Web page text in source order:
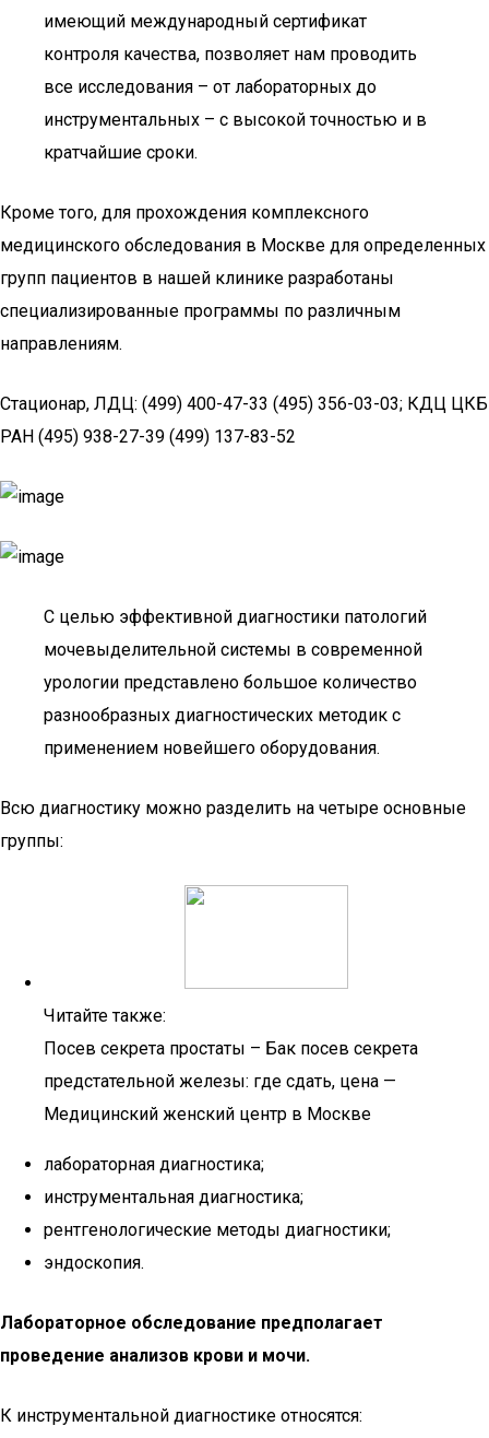
имеющий международный сертификат
контроля качества, позволяет нам проводить
все исследования – от лабораторных до
инструментальных – с высокой точностью и в
кратчайшие сроки.
Кроме того, для прохождения комплексного
медицинского обследования в Москве для определенных
групп пациентов в нашей клинике разработаны
специализированные программы по различным
направлениям.
Стационар, ЛДЦ: (499) 400-47-33 (495) 356-03-03; КДЦ ЦКБ
РАН (495) 938-27-39 (499) 137-83-52
С целью эффективной диагностики патологий
мочевыделительной системы в современной
урологии представлено большое количество
разнообразных диагностических методик с
применением новейшего оборудования.
Всю диагностику можно разделить на четыре основные
группы:
Читайте также:
Посев секрета простаты – Бак посев секрета
предстательной железы: где сдать, цена —
Медицинский женский центр в Москве
лабораторная диагностика;
инструментальная диагностика;
рентгенологические методы диагностики;
эндоскопия.
Лабораторное обследование предполагает
проведение анализов крови и мочи.
К инструментальной диагностике относятся: